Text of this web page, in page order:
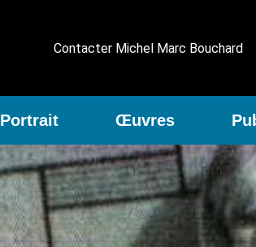
Contacter Michel Marc Bouchard
Portrait Œuvres